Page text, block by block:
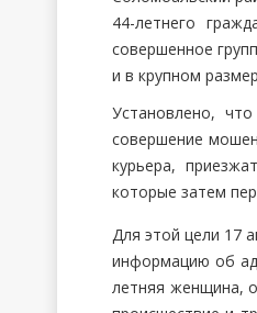
44-летнего
совершенное
и в крупном
Установлено,
совершение
курьера,
которые затем
Для этой цели 17
информацию об
летняя женщина,